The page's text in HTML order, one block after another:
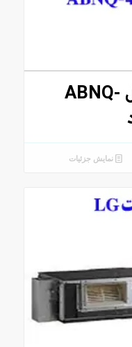
داکت اسپلیت LG مدل ABNQ-
نمایش جزئیات